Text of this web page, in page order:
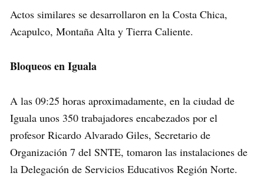
Actos similares se desarrollaron en la Costa Chica,
Acapulco, Montaña Alta y Tierra Caliente.
Bloqueos en Iguala
A las 09:25 horas aproximadamente, en la ciudad de
Iguala unos 350 trabajadores encabezados por el
profesor Ricardo Alvarado Giles, Secretario de
Organización 7 del SNTE, tomaron las instalaciones de
la Delegación de Servicios Educativos Región Norte.